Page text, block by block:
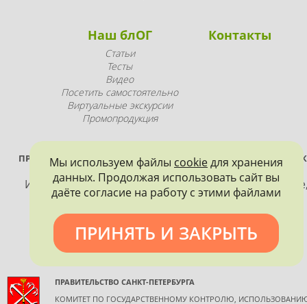
Наш блОГ
Статьи
Тесты
Видео
Посетить самостоятельно
Виртуальные экскурсии
Промопродукция
Контакты
ПРОЕКТ РЕАЛИЗУЕТСЯ ПРИ ПОДДЕРЖКЕ ПРАВИТЕЛЬСТВА
ПЕТЕРБУРГА
Использование материалов, размещенных на
допускается только с согласия правообладателя и
обязательной ссылкой на источник информации.
ПРАВИТЕЛЬСТВО САНКТ-ПЕТЕРБУРГА
КОМИТЕТ ПО ГОСУДАРСТВЕННОМУ КОНТРОЛЮ,
Мы используем файлы cookieдля хранения
данных. Продолжая использовать сайт вы
даёте согласие на работу с этими файлами
ПРИНЯТЬ И ЗАКРЫТЬ